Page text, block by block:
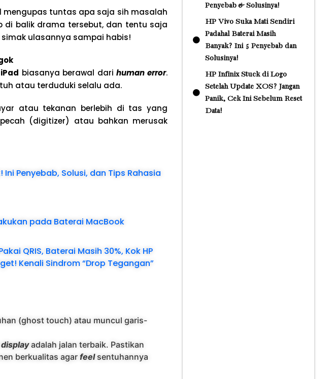
mengupas tuntas apa saja sih masalah
di balik drama tersebut, dan tentu saja
simak ulasannya sampai habis!
iPad biasanya berawal darihuman error.
atau terduduki selalu ada.
atau tekanan berlebih di tas yang
(digitizer) atau bahkan merusak
Ini Penyebab, Solusi, dan Tips Rahasia
pada Baterai MacBook
QRIS, Baterai Masih 30%, Kok HP
Kenali Sindrom “Drop Tegangan”
(ghost touch) atau muncul garis-
displayadalah jalan terbaik. Pastikan
berkualitas agar feelsentuhannya
Penyebab & Solusinya!
HP Vivo Suka Mati Sendiri
Padahal Baterai Masih
Banyak? Ini 5 Penyebab dan
Solusinya!
HP Infinix Stuck di Logo
Setelah Update XOS? Jangan
Panik, Cek Ini Sebelum Reset
Data!